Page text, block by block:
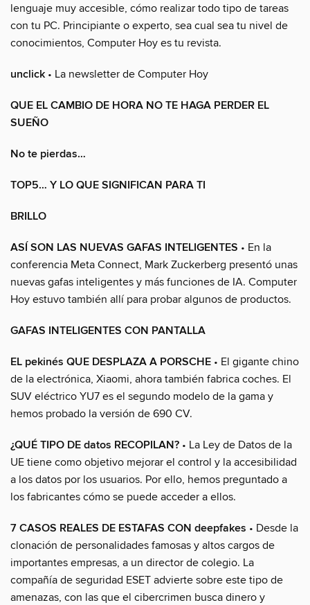
lenguaje muy accesible, cómo realizar todo tipo de tareas
con tu PC. Principiante o experto, sea cual sea tu nivel de
conocimientos, Computer Hoy es tu revista.
unclick • La newsletter de Computer Hoy
QUE EL CAMBIO DE HORA NO TE HAGA PERDER EL
SUEÑO
No te pierdas…
TOP5… Y LO QUE SIGNIFICAN PARA TI
BRILLO
ASÍ SON LAS NUEVAS GAFAS INTELIGENTES • En la
conferencia Meta Connect, Mark Zuckerberg presentó unas
nuevas gafas inteligentes y más funciones de IA. Computer
Hoy estuvo también allí para probar algunos de productos.
GAFAS INTELIGENTES CON PANTALLA
EL pekinés QUE DESPLAZA A PORSCHE • El gigante chino
de la electrónica, Xiaomi, ahora también fabrica coches. El
SUV eléctrico YU7 es el segundo modelo de la gama y
hemos probado la versión de 690 CV.
¿QUÉ TIPO DE datos RECOPILAN? • La Ley de Datos de la
UE tiene como objetivo mejorar el control y la accesibilidad
a los datos por los usuarios. Por ello, hemos preguntado a
los fabricantes cómo se puede acceder a ellos.
7 CASOS REALES DE ESTAFAS CON deepfakes • Desde la
clonación de personalidades famosas y altos cargos de
importantes empresas, a un director de colegio. La
compañía de seguridad ESET advierte sobre este tipo de
amenazas, con las que el cibercrimen busca dinero y